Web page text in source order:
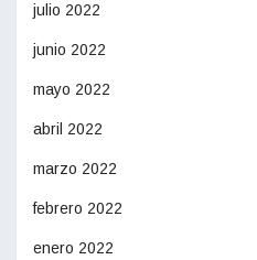
julio 2022
junio 2022
mayo 2022
abril 2022
marzo 2022
febrero 2022
enero 2022